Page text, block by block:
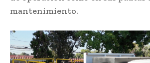
mantenimiento.